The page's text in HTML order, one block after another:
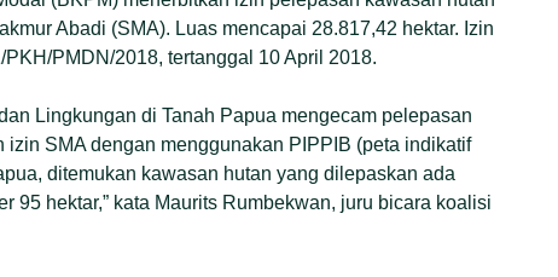
Abadi (SMA). Luas mencapai 28.817,42 hektar. Izin
PMDN/2018, tertanggal 10 April 2018.
Lingkungan di Tanah Papua mengecam pelepasan
SMA dengan menggunakan PIPPIB (peta indikatif
ditemukan kawasan hutan yang dilepaskan ada
95 hektar,” kata Maurits Rumbekwan, juru bicara koalisi